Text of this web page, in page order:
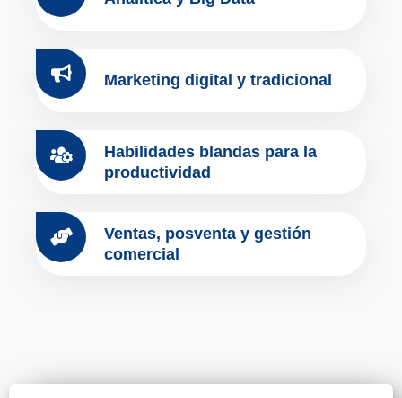
Marketing digital y tradicional
Habilidades blandas para la
productividad
Ventas, posventa y gestión
comercial